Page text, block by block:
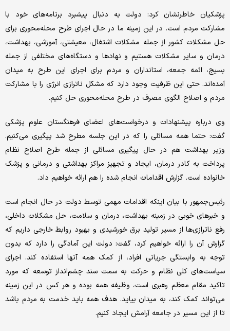
پزشکیان خاطرنشان کرد: دولت به دنبال پیشبرد برنامه‌های خود با
مشارکت مردم است. در این زمینه ما در حال اجرای طرح محله‌محوری برای
حل مشکلات کشور از جمله مشکلات اشتغال، معیشتی، آموزشی، بهداشت،
درمان و سایر مشکلات هستیم و نهادها و دستگاه‌های مختلفی از جمله
بسیج، ائمه جمعه، استانداران و مردم برای اجرای این طرح به میدان
آمده‌اند. حتی این ظرفیت وجود دارد که مشکل ناترازی انرژی را با مشارکت
مردم و اصلاح الگوی مصرف در طرح محله‌محوری حل کنیم.
وی درباره پیشنهادات و درخواست‌های اعضای فرهنگستان علوم پزشکی
گفت: حتما همه مسائلی را که در این جلسه مطرح شد پیگیری می‌کنیم.
وزیر بهداشت هم در حال پیگیری مسائلی از جمله طرح اصلاح نظام
پرداخت به کادر درمان، ایجاد و تجهیز مراکز بهداشتی و درمانی و پزشک
خانواده است. گزارش اقدامات انجام شده را هم ارائه خواهیم داد.
رئیس‌جمهور با بیان اینکه اقدامات مهمی توسط دولت در حال انجام است
و خبرهای خوبی در زمینه بهداشت، درمان و سلامت، حل مشکلات داخلی،
رفع ناترازی‌ها از مسیر تولید برق‌ خورشیدی و بهبود روابط خارجی داریم که
گزارش آن را ارائه خواهیم کرد، گفت: دولت این آمادگی را دارد که بدون
توجه به وابستگی جریانی افراد، از کمک‌ همه آنها استفاده کند. اجرای
سیاست‌های کلی نظام و حرکت به سمت سند چشم‌انداز توسعه که مورد
تاکید مقام معظم رهبری است، وظیفه همه بوده و هر کس در این زمینه
می‌تواند کمک کند، به میدان بیاید. هدف همه باید خدمت به مردم باشد
تا از این مسیر در جامعه آرامش ایجاد کنیم.